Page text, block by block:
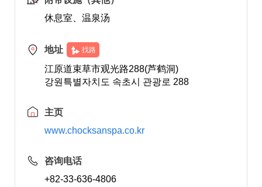
休息室、温泉汤
地址 找路
江原道束草市观光路288(芦鹤洞)
강원특별자치도 속초시 관광로 288
主页
www.chocksanspa.co.kr
咨询电话
+82-33-636-4806